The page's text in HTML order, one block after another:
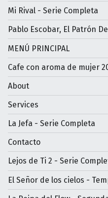
Mi Rival - Serie Completa
Pablo Escobar, El Patrón
MENÚ PRINCIPAL
Cafe con aroma de mujer
About
Services
La Jefa - Serie Completa
Contacto
Lejos de Ti 2 - Serie
El Señor de los cielos -